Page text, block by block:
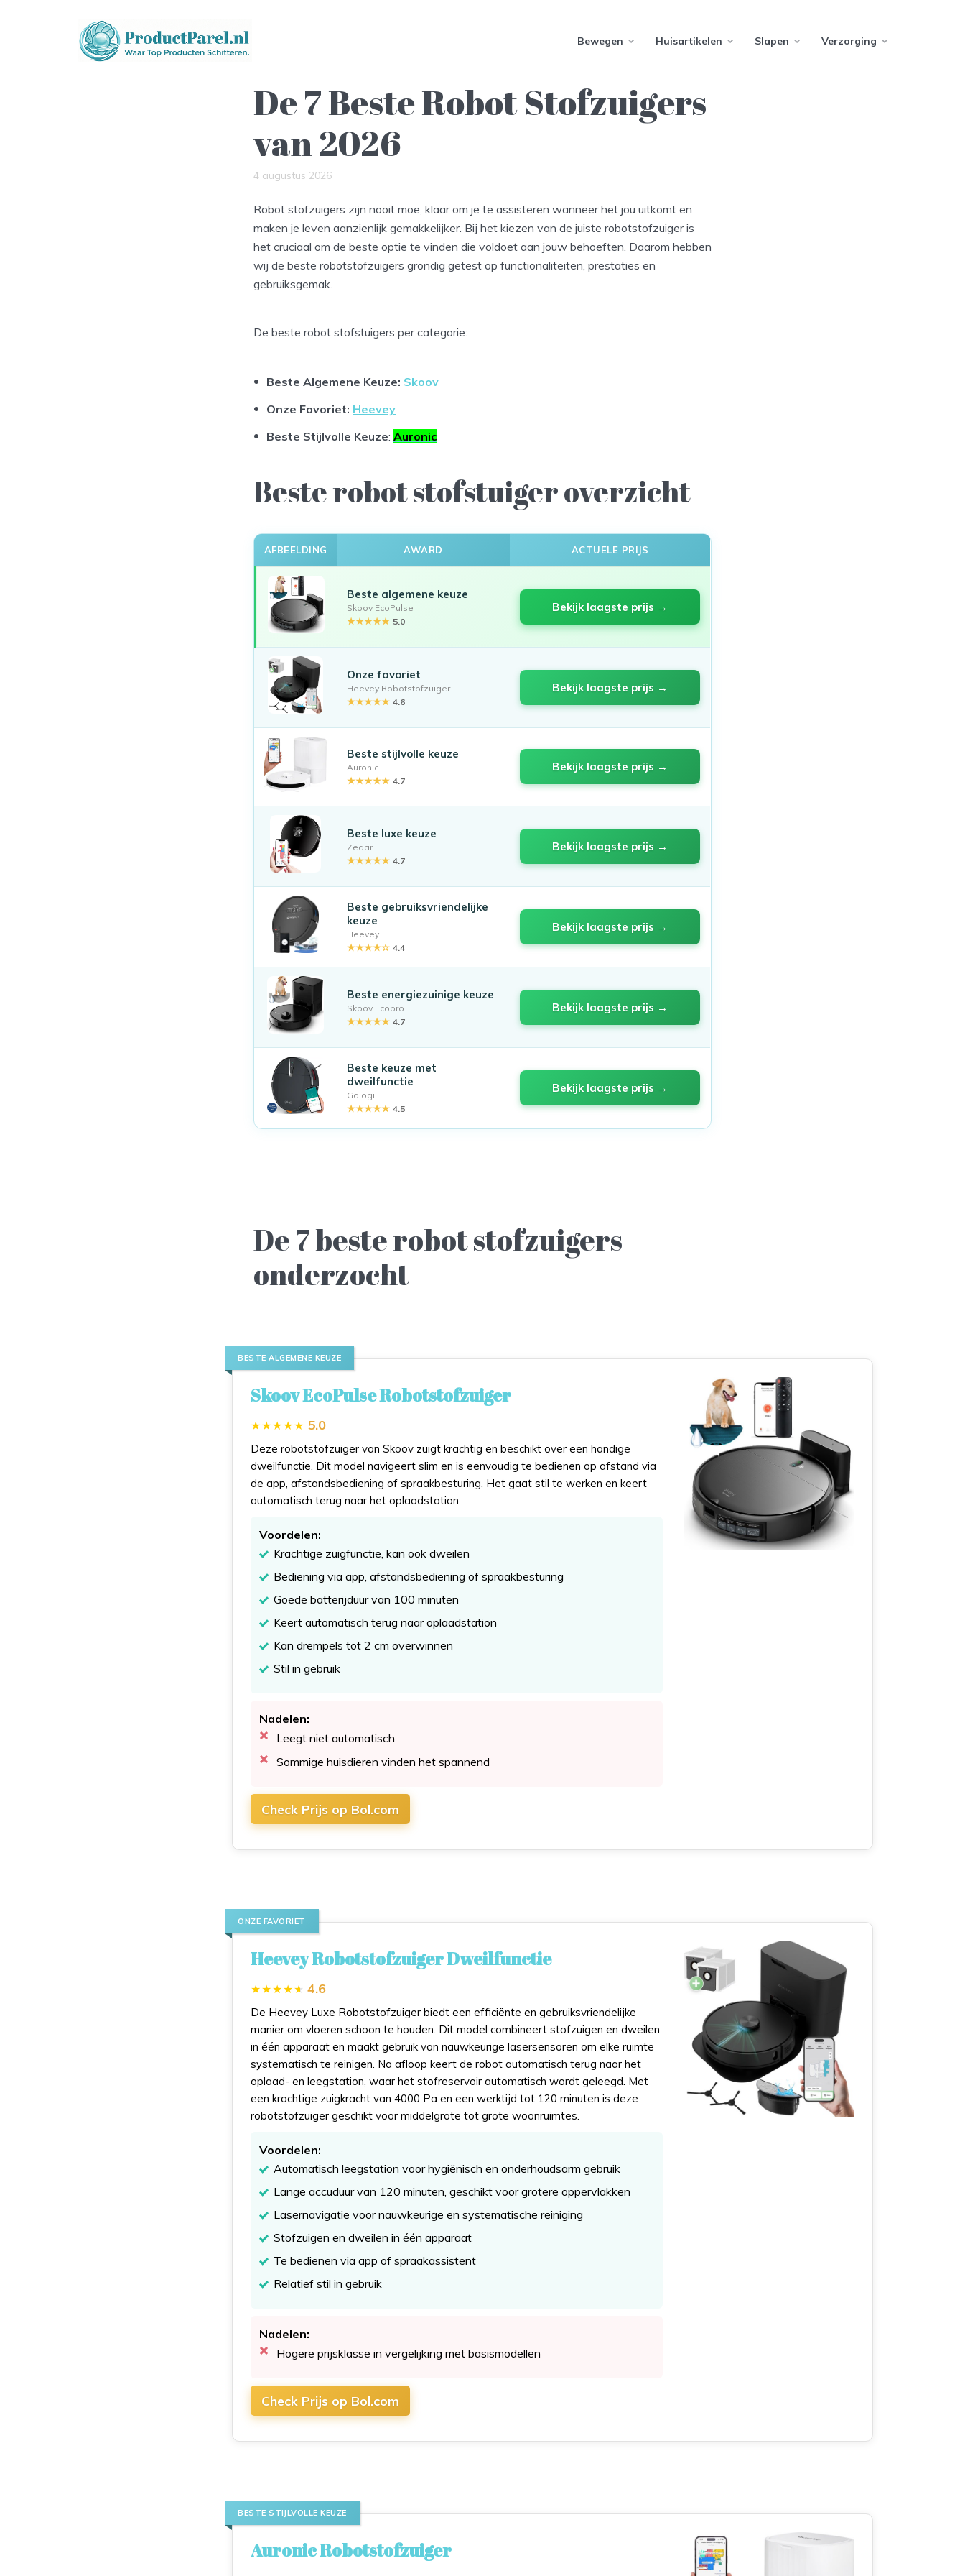
Bewegen Huisartikelen Slapen Verzorging
De 7 Beste Robot Stofzuigers
van 2026
4 augustus 2026
Robot stofzuigers zijn nooit moe, klaar om je te assisteren wanneer het jou uitkomt en
maken je leven aanzienlijk gemakkelijker. Bij het kiezen van de juiste robotstofzuiger is
het cruciaal om de beste optie te vinden die voldoet aan jouw behoeften. Daarom hebben
wij de beste robotstofzuigers grondig getest op functionaliteiten, prestaties en
gebruiksgemak.
De beste robot stofstuigers per categorie:
Beste Algemene Keuze: Skoov
Onze Favoriet: Heevey
Beste Stijlvolle Keuze: Auronic
Beste robot stofstuiger overzicht
AFBEELDING AWARD ACTUELE PRIJS
Beste algemene keuze
Skoov EcoPulse
★★★★★ 5.0
Bekijk laagste prijs →
Onze favoriet
Heevey Robotstofzuiger
★★★★★ 4.6
Bekijk laagste prijs →
Beste stijlvolle keuze
Auronic
★★★★★ 4.7
Bekijk laagste prijs →
Beste luxe keuze
Zedar
★★★★★ 4.7
Bekijk laagste prijs →
Beste gebruiksvriendelijke
keuze
Heevey
★★★★☆ 4.4
Bekijk laagste prijs →
Beste energiezuinige keuze
Skoov Ecopro
★★★★★ 4.7
Bekijk laagste prijs →
Beste keuze met
dweilfunctie
Gologi
★★★★★ 4.5
Bekijk laagste prijs →
De 7 beste robot stofzuigers
onderzocht
BESTE ALGEMENE KEUZE
Skoov EcoPulse Robotstofzuiger
5.0
Deze robotstofzuiger van Skoov zuigt krachtig en beschikt over een handige
dweilfunctie. Dit model navigeert slim en is eenvoudig te bedienen op afstand via
de app, afstandsbediening of spraakbesturing. Het gaat stil te werken en keert
automatisch terug naar het oplaadstation.
Voordelen:
Krachtige zuigfunctie, kan ook dweilen
Bediening via app, afstandsbediening of spraakbesturing
Goede batterijduur van 100 minuten
Keert automatisch terug naar oplaadstation
Kan drempels tot 2 cm overwinnen
Stil in gebruik
Nadelen:
Leegt niet automatisch
Sommige huisdieren vinden het spannend
Check Prijs op Bol.com
ONZE FAVORIET
Heevey Robotstofzuiger Dweilfunctie
4.6
De Heevey Luxe Robotstofzuiger biedt een efficiënte en gebruiksvriendelijke
manier om vloeren schoon te houden. Dit model combineert stofzuigen en dweilen
in één apparaat en maakt gebruik van nauwkeurige lasersensoren om elke ruimte
systematisch te reinigen. Na afloop keert de robot automatisch terug naar het
oplaad- en leegstation, waar het stofreservoir automatisch wordt geleegd. Met
een krachtige zuigkracht van 4000 Pa en een werktijd tot 120 minuten is deze
robotstofzuiger geschikt voor middelgrote tot grote woonruimtes.
Voordelen:
Automatisch leegstation voor hygiënisch en onderhoudsarm gebruik
Lange accuduur van 120 minuten, geschikt voor grotere oppervlakken
Lasernavigatie voor nauwkeurige en systematische reiniging
Stofzuigen en dweilen in één apparaat
Te bedienen via app of spraakassistent
Relatief stil in gebruik
Nadelen:
Hogere prijsklasse in vergelijking met basismodellen
Check Prijs op Bol.com
BESTE STIJLVOLLE KEUZE
Auronic Robotstofzuiger